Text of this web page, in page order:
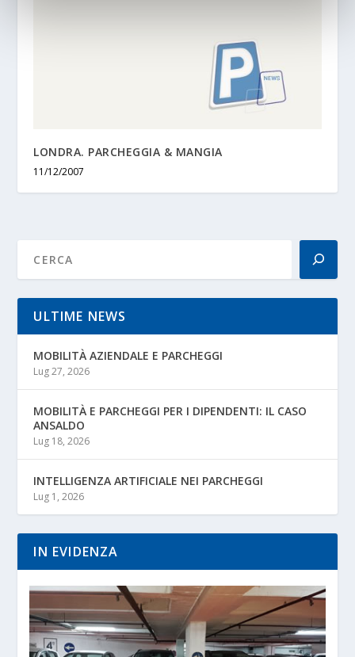
LONDRA. PARCHEGGIA & MANGIA
11/12/2007
ULTIME NEWS
MOBILITÀ AZIENDALE E PARCHEGGI
Lug 27, 2026
MOBILITÀ E PARCHEGGI PER I DIPENDENTI: IL CASO
ANSALDO
Lug 18, 2026
INTELLIGENZA ARTIFICIALE NEI PARCHEGGI
Lug 1, 2026
IN EVIDENZA